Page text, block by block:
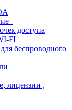
доступа
FI
беспроводного
лицензии ,